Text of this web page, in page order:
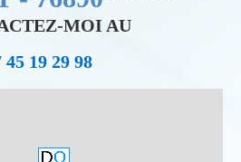
MOI AU
45 19 29 98